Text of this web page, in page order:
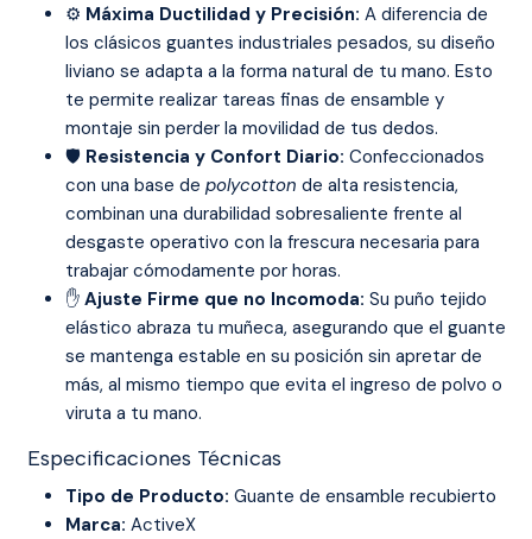
⚙️ Máxima Ductilidad y Precisión: A diferencia de
los clásicos guantes industriales pesados, su diseño
liviano se adapta a la forma natural de tu mano. Esto
te permite realizar tareas finas de ensamble y
montaje sin perder la movilidad de tus dedos.
🛡️ Resistencia y Confort Diario: Confeccionados
con una base de polycotton de alta resistencia,
combinan una durabilidad sobresaliente frente al
desgaste operativo con la frescura necesaria para
trabajar cómodamente por horas.
✋ Ajuste Firme que no Incomoda: Su puño tejido
elástico abraza tu muñeca, asegurando que el guante
se mantenga estable en su posición sin apretar de
más, al mismo tiempo que evita el ingreso de polvo o
viruta a tu mano.
Especificaciones Técnicas
Tipo de Producto: Guante de ensamble recubierto
Marca: ActiveX